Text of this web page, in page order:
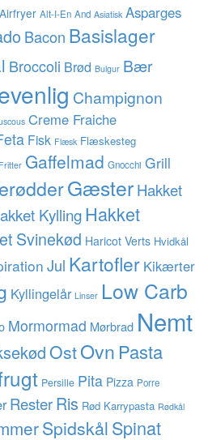
Airfryer Alt-I-En And Asiatisk Asparges
Bacon Basislager
Broccoli Brød Bulgur Bær
Champignon
Creme Fraiche
Fisk Flæsk Flæskesteg
Fritter Gaffelmad Gnocchi Grill
GæsterHakket
KyllingHakket
Svinekød Haricot Verts Hvidkål
Jul Kartofler Kikærter
Kyllingelår Linser Low Carb
Mormormad Mørbrad Nemt
OstOvn Pasta
Persille Pita Pizza Porre
ResterRis Rød Karrypasta Rødkål
Spidskål Spinat